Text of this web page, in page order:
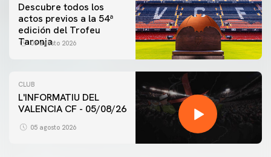
Descubre todos los
actos previos a la 54ª
edición del Trofeu
Taronja
06 agosto 2026
CLUB
L'INFORMATIU DEL
VALENCIA CF - 05/08/26
05 agosto 2026